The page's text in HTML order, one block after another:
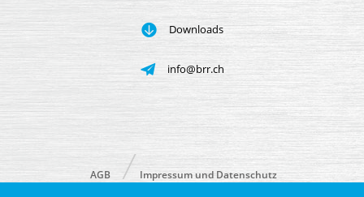
Downloads
info@brr.ch
AGB Impressum und Datenschutz